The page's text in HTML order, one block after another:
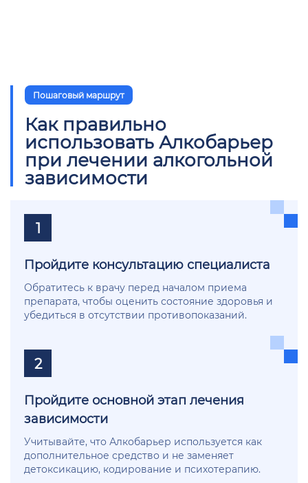
Пошаговый маршрут
Как правильно
использовать Алкобарьер
при лечении алкогольной
зависимости
1
Пройдите консультацию специалиста
Обратитесь к врачу перед началом приема
препарата, чтобы оценить состояние здоровья и
убедиться в отсутствии противопоказаний.
2
Пройдите основной этап лечения
зависимости
Учитывайте, что Алкобарьер используется как
дополнительное средство и не заменяет
детоксикацию, кодирование и психотерапию.